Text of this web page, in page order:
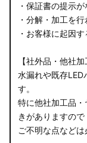
・保証書の提示
・分解・加工を
・お客様に起因
【社外品・他社
水漏れや既存
す。
特に他社加工品
きがありますので
ご不明な点などは